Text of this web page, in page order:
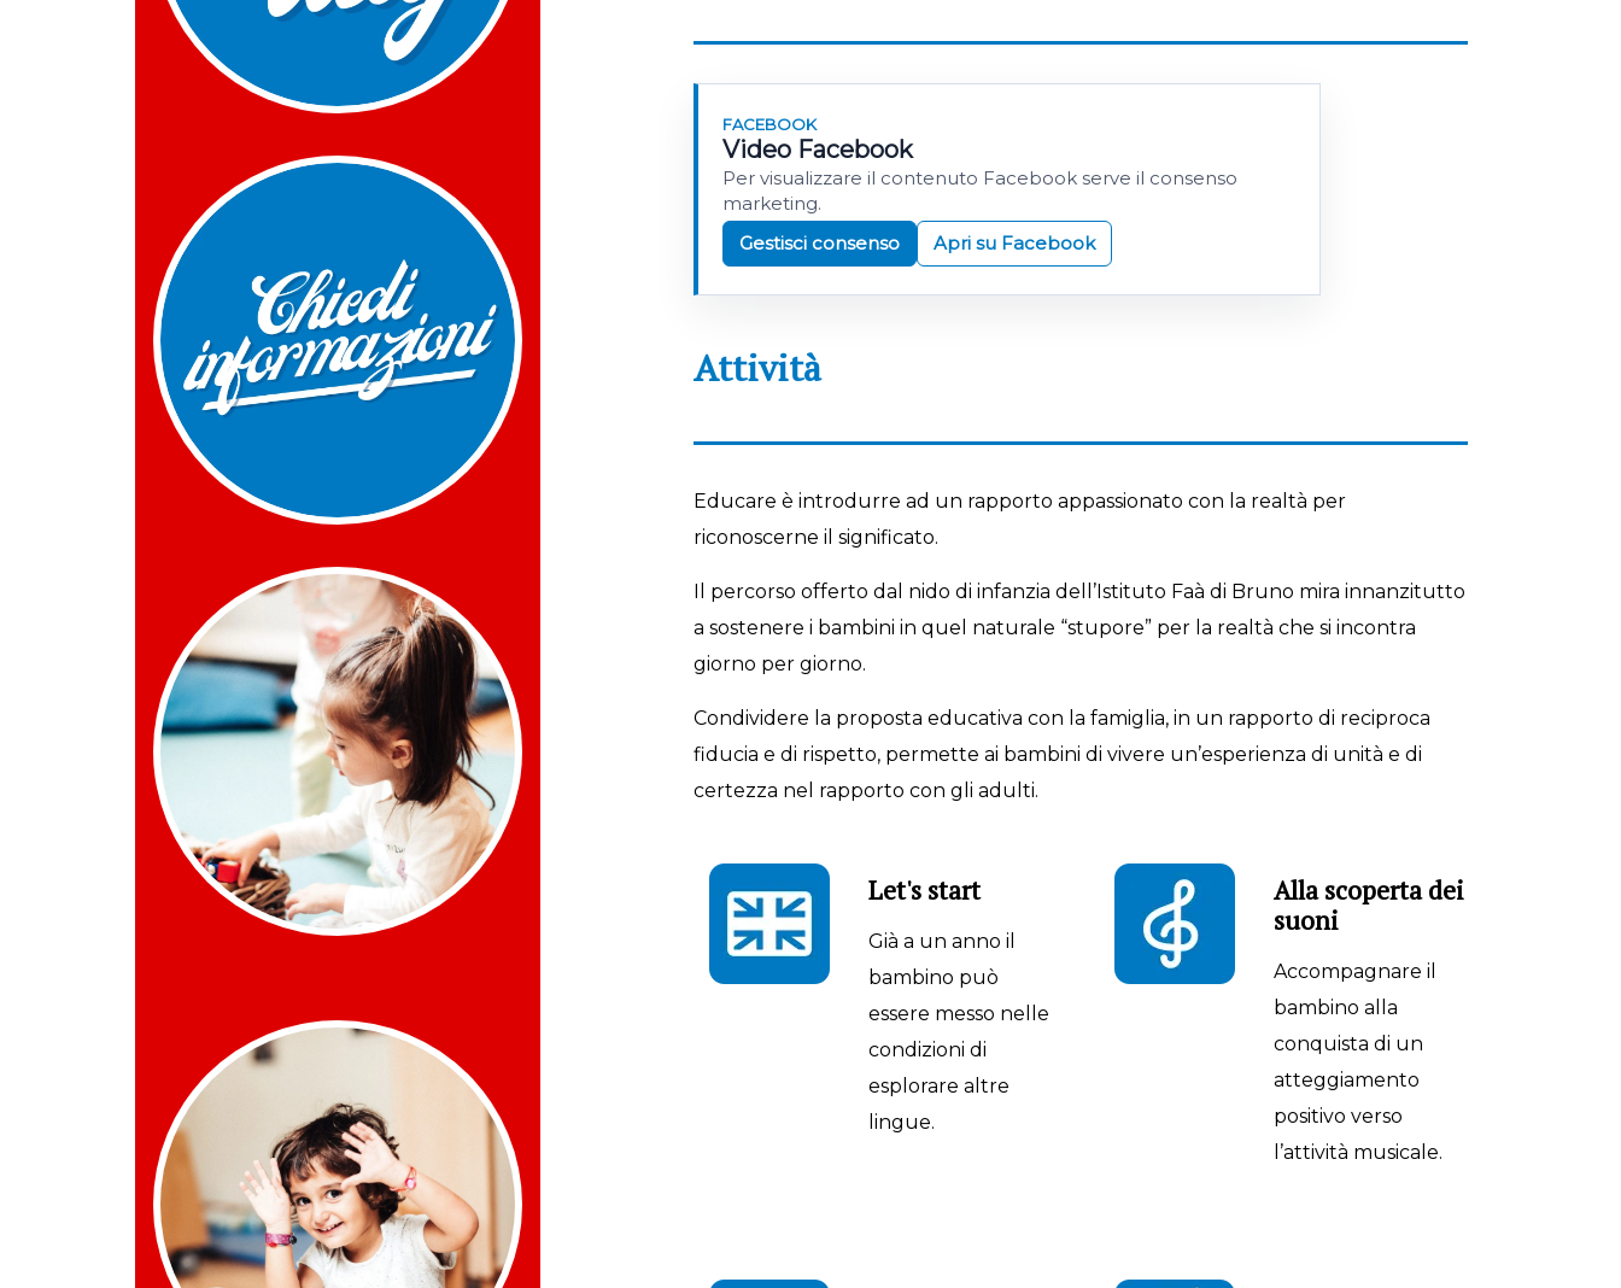
FACEBOOK
Video Facebook
Per visualizzare il contenuto Facebook serve il consenso
marketing.
Gestisci consenso
Apri su Facebook
Attività
Educare è introdurre ad un rapporto appassionato con la realtà per
riconoscerne il significato.
Il percorso offerto dal nido di infanzia dell’Istituto Faà di Bruno mira innanzitutto
a sostenere i bambini in quel naturale “stupore” per la realtà che si incontra
giorno per giorno.
Condividere la proposta educativa con la famiglia, in un rapporto di reciproca
fiducia e di rispetto, permette ai bambini di vivere un’esperienza di unità e di
certezza nel rapporto con gli adulti.
Let's start
Già a un anno il
bambino può
essere messo nelle
condizioni di
esplorare altre
lingue.
Alla scoperta dei
suoni
Accompagnare il
bambino alla
conquista di un
atteggiamento
positivo verso
l’attività musicale.